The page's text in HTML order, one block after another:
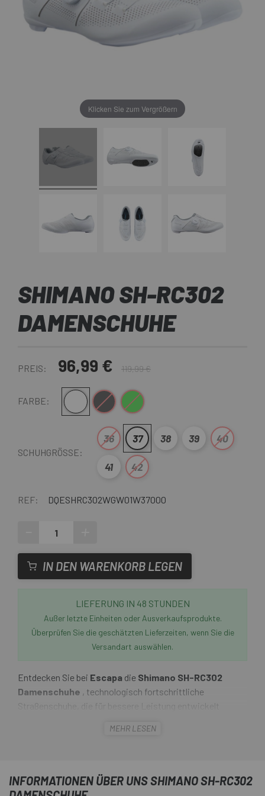
Klicken Sie zum Vergrößern
SHIMANO SH-RC302
DAMENSCHUHE
PREIS: 96,99 € 119,99 €
FARBE: WeißSchwarzGrün
SCHUHGRÖSSE:
36 37 38 39 40
41 42
REF: DQESHRC302WGW01W37000
IN DEN WARENKORB LEGEN
LIEFERUNG IN 48 STUNDEN
Außer letzte Einheiten oder Ausverkaufsprodukte.
Überprüfen Sie die geschätzten Lieferzeiten, wenn Sie die
Versandart auswählen.
Entdecken Sie bei Escapa die Shimano SH-RC302
Damenschuhe , technologisch fortschrittliche
Straßenschuhe, die für bessere Leistung entwickelt
und ausgewogene Passform sorgt. Seine flache
Zwischensohle stabilisiert den Fuß und maximiert die
MEHR LESEN
INFORMATIONEN ÜBER UNS SHIMANO SH-RC302